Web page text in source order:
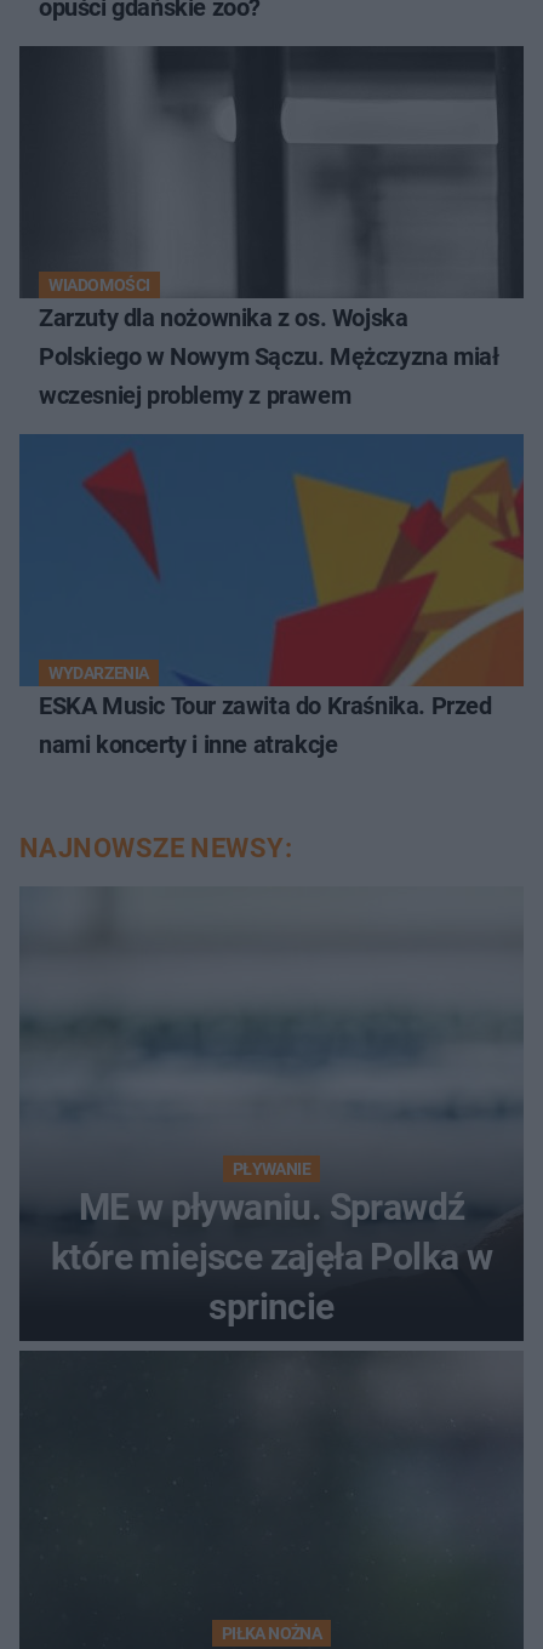
opuści gdańskie zoo?
WIADOMOŚCI
Zarzuty dla nożownika z os. Wojska
Polskiego w Nowym Sączu. Mężczyzna miał
wczesniej problemy z prawem
WYDARZENIA
ESKA Music Tour zawita do Kraśnika. Przed
nami koncerty i inne atrakcje
NAJNOWSZE NEWSY:
PŁYWANIE
ME w pływaniu. Sprawdź
które miejsce zajęła Polka w
sprincie
PIŁKA NOŻNA